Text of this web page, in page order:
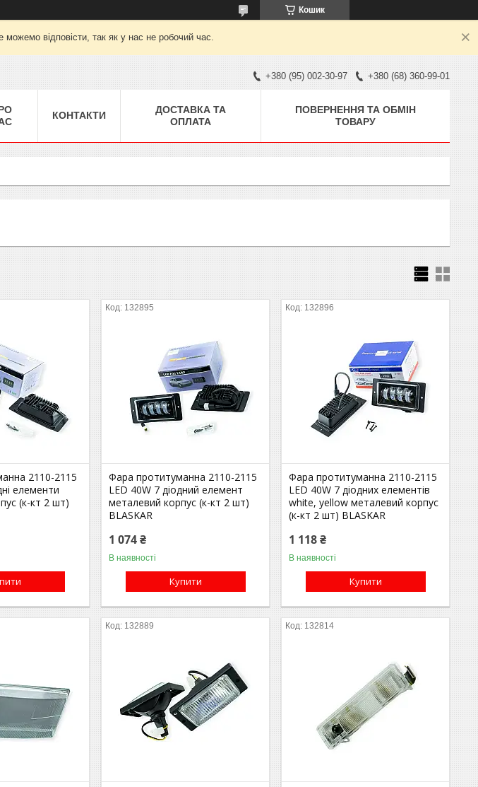
Кошик
відповісти, так як у нас не робочий час.
+380 (95) 002-30-97 +380 (68) 360-99-01
КОНТАКТИ
ДОСТАВКА ТА
ОПЛАТА
ПОВЕРНЕННЯ ТА ОБМІН
ТОВАРУ
2110-2115
елементи
(к-кт 2 шт)
132895
Фара протитуманна 2110-2115
LED 40W 7 діодний елемент
металевий корпус (к-кт 2 шт)
BLASKAR
1 074 ₴
В наявності
Купити
132896
Фара протитуманна 2110-2115
LED 40W 7 діодних елементів
white, yellow металевий корпус
(к-кт 2 шт) BLASKAR
1 118 ₴
В наявності
Купити
132889 132814